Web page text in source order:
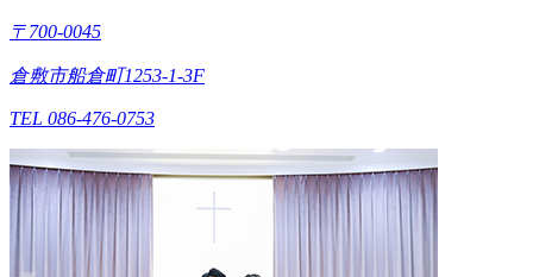
〒700-0045
倉敷市船倉町1253-1-3F
TEL 086-476-0753